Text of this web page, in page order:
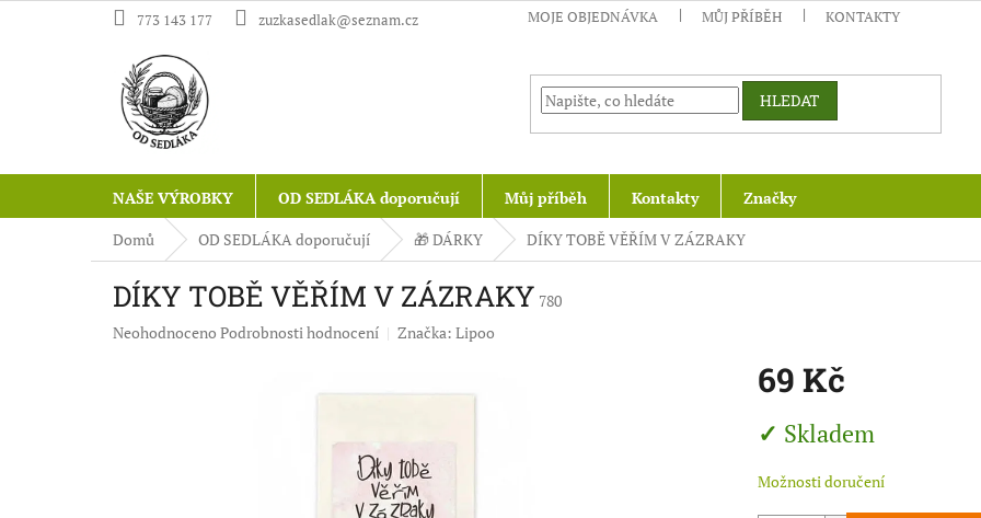
773 143 177 zuzkasedlak@seznam.cz MOJE OBJEDNÁVKA MŮJ PŘÍBĚH KONTAKTY
HLEDAT
NAŠE VÝROBKY OD SEDLÁKA doporučují Můj příběh Kontakty
Značky
Domů
OD SEDLÁKA doporučují 🎁 DÁRKY DÍKY TOBĚ VĚŘÍM V ZÁZRAKY
DÍKY TOBĚ VĚŘÍM V ZÁZRAKY 780
Průměrné
Neohodnoceno Podrobnosti hodnocení Značka: Lipoo
69 Kč
cena:Skladem
Možnosti doručení